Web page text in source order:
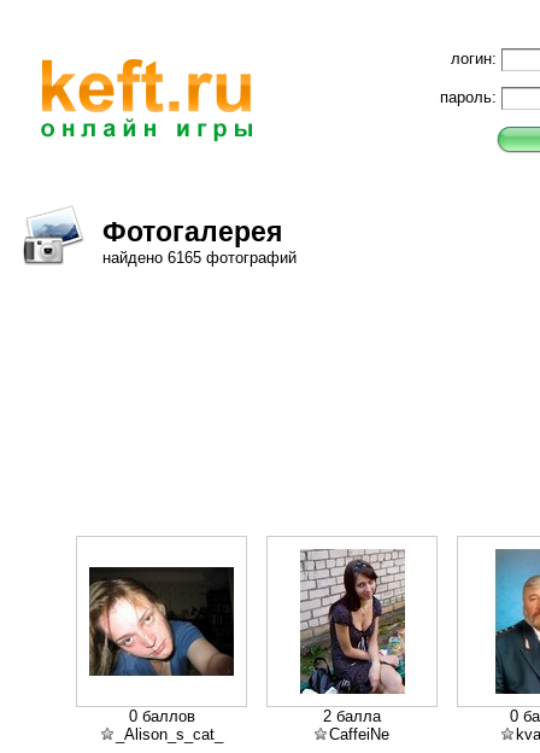
логин:
пароль:
Фотогалерея
найдено 6165 фотографий
0 баллов
_Alison_s_cat_
2 балла
CaffeiNe
0